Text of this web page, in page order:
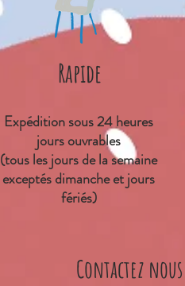
Rapide
Expédition sous 24 heures
jours ouvrables
(tous les jours de la semaine
exceptés dimanche et jours
fériés)
Contactez nous